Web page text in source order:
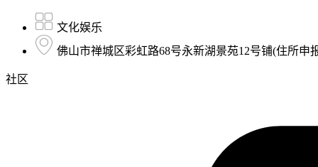
文化娱乐
佛山市禅城区彩虹路68号永新湖景苑12号铺(住所申
社区